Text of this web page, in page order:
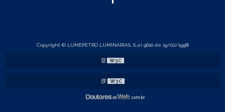
CALHA DIN ALUMÍNIO
Copyright © LUMEPETRO LUMINÁRIAS. (Lei 9610 de 19/02/1998)
W3C
W3C